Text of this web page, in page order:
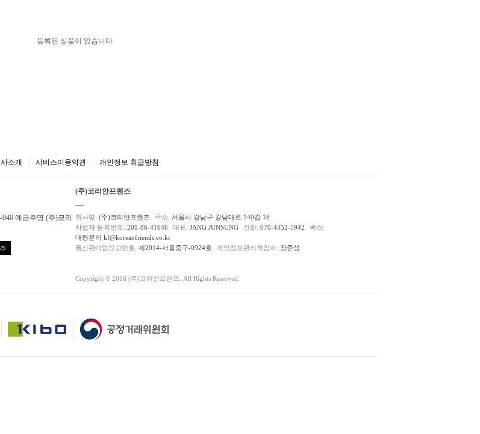
등록된 상품이 없습니다.
소개 서비스이용약관 개인정보 취급방침
040 예금주명 (주)코리
(주)코리안프렌즈
회사명. (주)코리안프렌즈 주소. 서울시 강남구 강남대로 140길 18
사업자 등록번호. 201-86-41646 대표. JANG JUNSUNG 전화. 070-4452-5942
팩스.
대량문의 kf@koreanfriends.co.kr
통신판매업신고번호. 제2014-서울중구-0924호 개인정보관리책임자. 장준성
Copyright © 2016 (주)코리안프렌즈. All Rights Reserved.